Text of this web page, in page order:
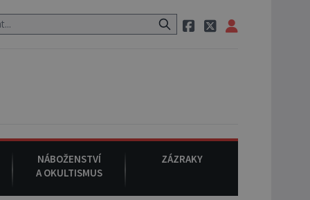
původu. 7. srpna 1994: Na americké městečko
NÁBOŽENSTVÍ
A OKULTISMUS
ZÁZRAKY